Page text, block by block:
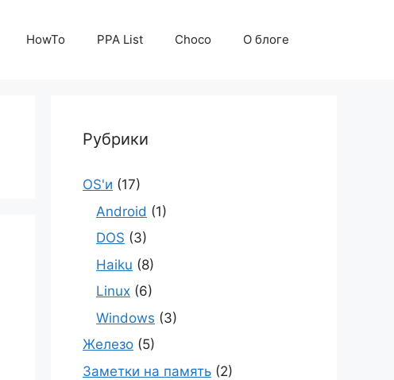
HowTo PPA List Choco О блоге
Рубрики
OS'и (17)
Android (1)
DOS (3)
Haiku (8)
Linux (6)
Windows (3)
Железо (5)
Заметки на память (2)